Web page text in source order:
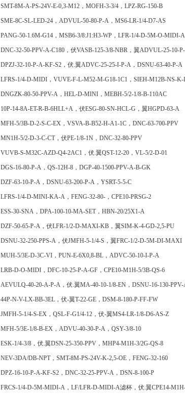
SMT-8M-A-PS-24V-E-0,3-M12，MOFH-3-3/4，LPZ-RG-150-B
SME-8C-SL-LED-24，ADVUL-50-80-P-A，MS6-LR-1/4-D7-AS
PANG-50-1.6M-G14，MSB6-3/8:J1:H3-WP，LFR-1/4-D-5M-O-MIDI-A
DNC-32-50-PPV-A-C180，伏VASB-125-3/8-NBR，翼ADVUL-25-10-
DPZJ-32-10-P-A-KF-S2，伏.翼ADVC-25-25-I-P-A，DSNU-63-40-P-A
LFRS-1/4-D-MIDI，VUVE-F-L-M52-M-G18-1C1，SIEH-M12B-NS-K-
DNGZK-80-50-PPV-A，HEL-D-MINI，MEBH-5/2-1/8-B-110AC
10P-14-8A-ET-R-B-6HLL+A，伏ESG-80-SN-HCL-G，翼HGPD-63-A
MFH-5/3B-D-2-S-C-EX，VSVA-B-B52-H-A1-1C，DNC-63-700-PPV
MN1H-5/2-D-3-C-CT，伏PE-1/8-1N，DNC-32-80-PPV
VUVB-S-M32C-AZD-Q4-2AC1，伏.翼QST-12-20，VL-5/2-D-01
DGS-16-80-P-A，QS-12H-8，DGP-40-1500-PPV-A-B-GK
DZF-63-10-P-A，DSNU-63-200-P-A，YSRT-5-5-C
LFRS-1/4-D-MINI-KA-A，FENG-32-80-，CPE10-PRSG-2
ESS-30-SNA，DPA-100-10-MA-SET，HBN-20/25X1-A
DZF-50-65-P-A，伏LFR-1/2-D-MAXI-KB，翼SIM-K-4-GD-2,5-PU
DSNU-32-250-PPS-A，伏JMFH-5-1/4-S，翼FRC-1/2-D-5M-DI-MAXI
MUH-5/3E-D-3C-VI，PUN-E-6X0,8-BL，ADVC-50-10-I-P-A
LRB-D-O-MIDI，DFC-10-25-P-A-GF，CPE10-M1H-5/3B-QS-6
AEVULQ-40-20-A-P-A，伏.翼MA-40-10-1/8-EN，DSNU-16-130-
44P-N-V-LX-BB-3EL，伏-翼T-22-GE，DSM-8-180-P-FF-FW
JMFH-5-1/4-S-EX，QSL-F-G1/4-12，伏-翼MS4-LR-1/8-D6-AS-Z
MFH-5/3E-1/8-B-EX，ADVU-40-30-P-A，QSY-3/8-10
ESK-1/4-3/8，伏.翼DSN-25-350-PPV，MHP4-M1H-3/2G-QS-8
NEV-3DA/DB-NPT，SMT-8M-PS-24V-K-2,5-OE，FENG-32-160
DPZ-16-10-P-A-KF-S2，DNC-32-25-PPV-A，DSN-8-100-P
FRCS-1/4-D-5M-MIDI-A，LF/LFR-D-MIDI-A滤杯，伏.翼CPE14-